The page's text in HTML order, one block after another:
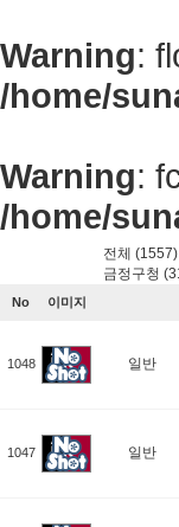
Warning:
/home/
Warning:
/home/
전체 (1557)
금정구청
No 이미지
1048 일반
1047 일반